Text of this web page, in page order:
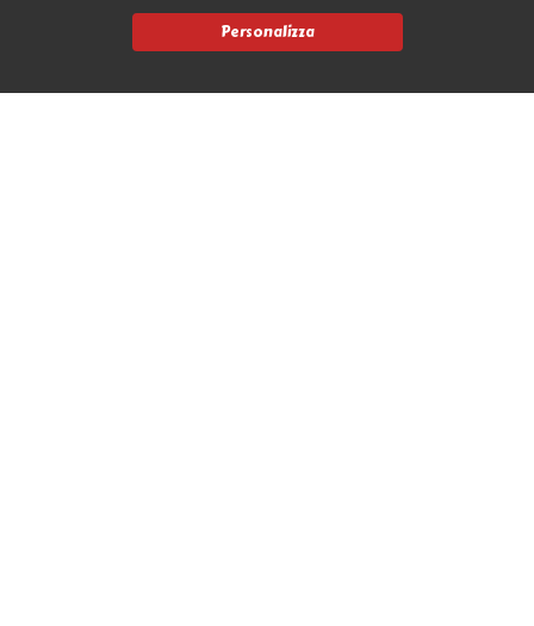
Personalizza